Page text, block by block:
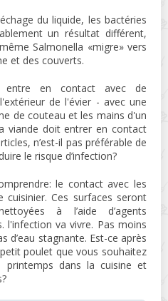
du liquide, les bactéries
un résultat différent,
Salmonella «migre» vers
et des couverts.
en contact avec de
de l'évier - avec une
de couteau et les mains d'un
viande doit entrer en contact
n’est-il pas préférable de
le risque d’infection?
le contact avec les
Ces surfaces seront
à l’aide d’agents
l'infection va vivre. Pas moins
d’eau stagnante. Est-ce après
poulet que vous souhaitez
printemps dans la cuisine et